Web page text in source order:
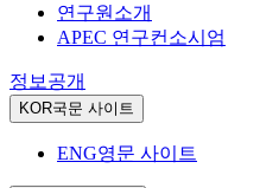
연구원소개
APEC 연구컨소시엄
정보공개
KOR국문 사이트
ENG영문 사이트